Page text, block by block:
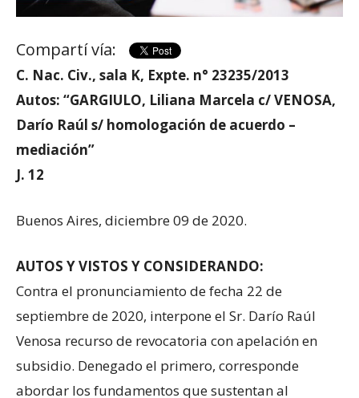
Compartí vía:
C. Nac. Civ., sala K, Expte. n° 23235/2013
Autos: “GARGIULO, Liliana Marcela c/ VENOSA,
Darío Raúl s/ homologación de acuerdo –
mediación”
J. 12
Buenos Aires, diciembre 09 de 2020.
AUTOS Y VISTOS Y CONSIDERANDO:
Contra el pronunciamiento de fecha 22 de
septiembre de 2020, interpone el Sr. Darío Raúl
Venosa recurso de revocatoria con apelación en
subsidio. Denegado el primero, corresponde
abordar los fundamentos que sustentan al